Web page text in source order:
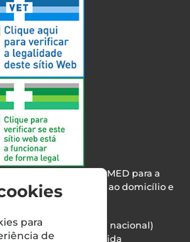
pelo INFARMED para a
e produtos de saúde ao domicílio e
para rede fixa nacional)
Maria Teresa Almeida
para
de